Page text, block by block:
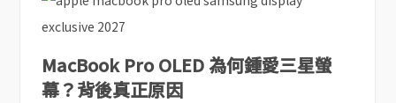
MacBook Pro OLED 為何鍾愛三星螢
幕？背後真正原因